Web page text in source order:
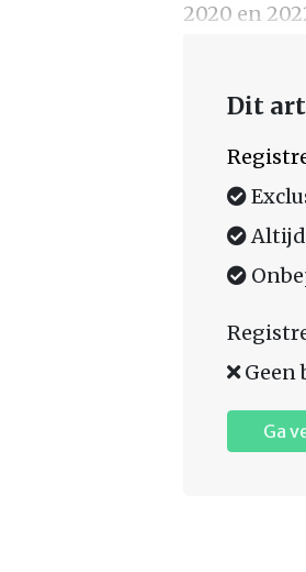
2020 en
Dit
Altijd
Geen
Ga